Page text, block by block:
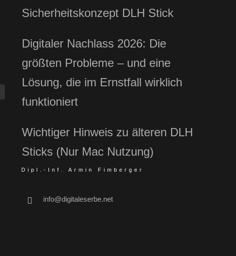
Sicherheitskonzept DLH Stick
Digitaler Nachlass 2026: Die
größten Probleme – und eine
Lösung, die im Ernstfall wirklich
funktioniert
Wichtiger Hinweis zu älteren DLH
Sticks (Nur Mac Nutzung)
Dipl.-Inf. Armin Fimberger
info@digitaleserbe.net